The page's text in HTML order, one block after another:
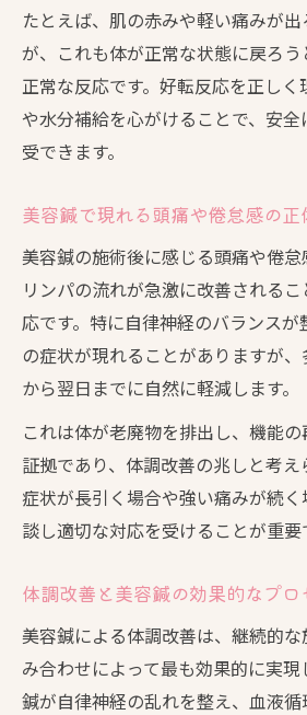
たとえば、肌の赤みや軽い痛みが
が、これも体が正常な状態に戻ろ
正常な反応です。好転反応を正し
や水分補給を心がけることで、安
受できます。
美容鍼で現れる頭痛や倦怠感の正
美容鍼の施術後に感じる頭痛や倦
リンパの流れが急激に改善される
応です。特に自律神経のバランスが
の症状が現れることがありますが
から翌日までに自然に軽減します。
これは体が老廃物を排出し、機能
証拠であり、体調改善の兆しと考え
症状が長引く場合や強い痛みが続
談し適切な対応を受けることが重要
体調改善と美容鍼の効果的なプロ
美容鍼による体調改善は、継続的
み合わせによって最も効果的に実現
鍼が自律神経の乱れを整え、血液